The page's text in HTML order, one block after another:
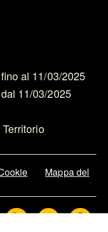
al 11/03/2025
11/03/2025
Mappa del
Youtube